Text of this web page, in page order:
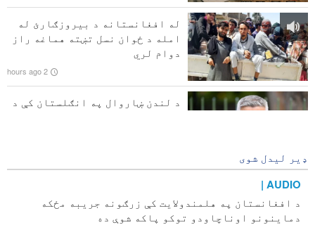
د امریکا د یوه نامتو مجري له خوا د ټرمپ پر تشو ژمنو
نیوکه
د تېلو بیه لوړه شوه
له افغانستانه د بیروزګارئ له
امله د ځوان نسل تښته هماغه راز
دوام لري
2 hours ago
د لندن ښاروال په انګلستان کې د
ډیر لیدل شوی
AUDIO |
د افغانستان په هلمندولایت کې زرګونه جریبه مځکه
دماینونو اوناچاودو توکو پاکه شوې ده